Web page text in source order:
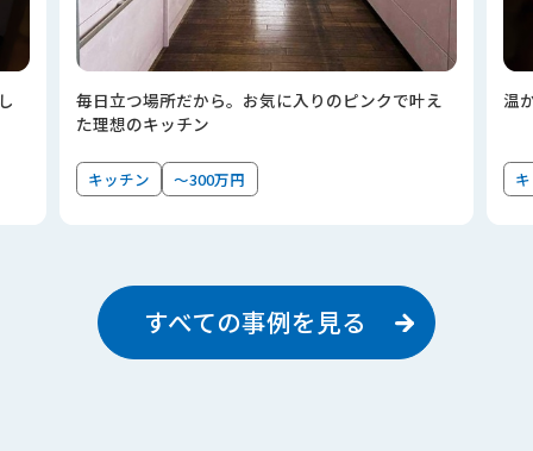
毎日立つ場所だから。お気に入りのピンクで叶え
た理想のキッチン
キッチン ～300万円
温
すべての事例を見る